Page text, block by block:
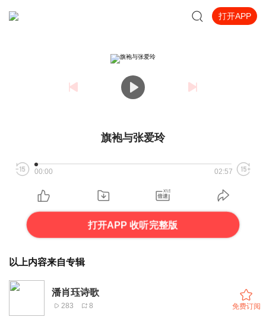
打开APP
旗袍与张爱玲
00:00 02:57
打开APP 收听完整版
以上内容来自专辑
潘肖珏诗歌
283 8 免费订阅